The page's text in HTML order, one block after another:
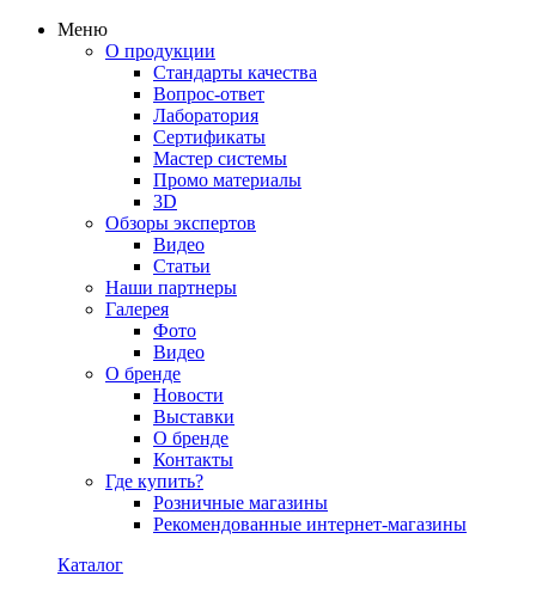
Меню
О продукции
Стандарты качества
Вопрос-ответ
Лаборатория
Сертификаты
Мастер системы
Промо материалы
3D
Обзоры экспертов
Видео
Статьи
Наши партнеры
Галерея
Фото
Видео
О бренде
Новости
Выставки
О бренде
Контакты
Где купить?
Розничные магазины
Рекомендованные интернет-магазины
Каталог